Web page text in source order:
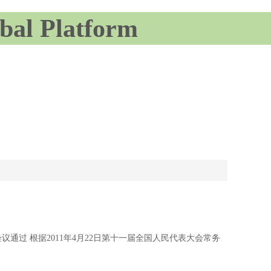
Platform
通过 根据2011年4月22日第十一届全国人民代表大会常务